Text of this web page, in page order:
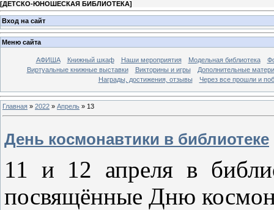
[ДЕТСКО-ЮНОШЕСКАЯ БИБЛИОТЕКА]
Вход на сайт
Меню сайта
АФИША Книжный шкаф Наши мероприятия Модельная библиотека
Виртуальные книжные выставки
Викторины и игры
Дополнительные
Награды, достижения, отзывы
Через все прошли и
Главная » 2022 » Апрель » 13
День космонавтики в библиотеке
11 и 12 апреля в
посвящённые Дню